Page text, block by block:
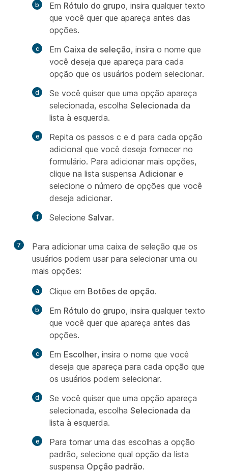
Em Rótulo do grupo, insira qualquer texto
que você quer que apareça antes das
opções.
Em Caixa de seleção, insira o nome que
você deseja que apareça para cada
opção que os usuários podem selecionar.
Se você quiser que uma opção apareça
selecionada, escolha Selecionada da
lista à esquerda.
Repita os passos c e d para cada opção
adicional que você deseja fornecer no
formulário. Para adicionar mais opções,
clique na lista suspensa Adicionar e
selecione o número de opções que você
deseja adicionar.
Selecione Salvar.
7
Para adicionar uma caixa de seleção que os
usuários podem usar para selecionar uma ou
mais opções:
Clique em Botões de opção.
Em Rótulo do grupo, insira qualquer texto
que você quer que apareça antes das
opções.
Em Escolher, insira o nome que você
deseja que apareça para cada opção que
os usuários podem selecionar.
Se você quiser que uma opção apareça
selecionada, escolha Selecionada da
lista à esquerda.
Para tornar uma das escolhas a opção
padrão, selecione qual opção da lista
suspensa Opção padrão.